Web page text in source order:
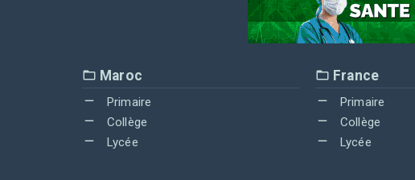
Maroc
Primaire
Collège
Lycée
France
Primaire
Collège
Lycée